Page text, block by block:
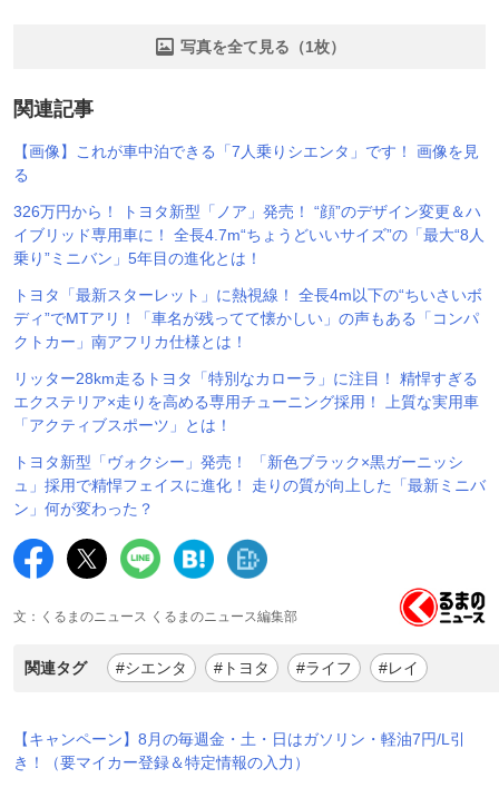
写真を全て見る（1枚）
関連記事
【画像】これが車中泊できる「7人乗りシエンタ」です！ 画像を見
る
326万円から！ トヨタ新型「ノア」発売！ “顔”のデザイン変更＆ハ
イブリッド専用車に！ 全長4.7m“ちょうどいいサイズ”の「最大“8人
乗り”ミニバン」5年目の進化とは！
トヨタ「最新スターレット」に熱視線！ 全長4m以下の“ちいさいボ
ディ”でMTアリ！「車名が残ってて懐かしい」の声もある「コンパ
クトカー」南アフリカ仕様とは！
リッター28km走るトヨタ「特別なカローラ」に注目！ 精悍すぎる
エクステリア×走りを高める専用チューニング採用！ 上質な実用車
「アクティブスポーツ」とは！
トヨタ新型「ヴォクシー」発売！ 「新色ブラック×黒ガーニッシ
ュ」採用で精悍フェイスに進化！ 走りの質が向上した「最新ミニバ
ン」何が変わった？
文：くるまのニュース くるまのニュース編集部
関連タグ #シエンタ #トヨタ #ライフ #レイ
【キャンペーン】8月の毎週金・土・日はガソリン・軽油7円/L引
き！（要マイカー登録＆特定情報の入力）